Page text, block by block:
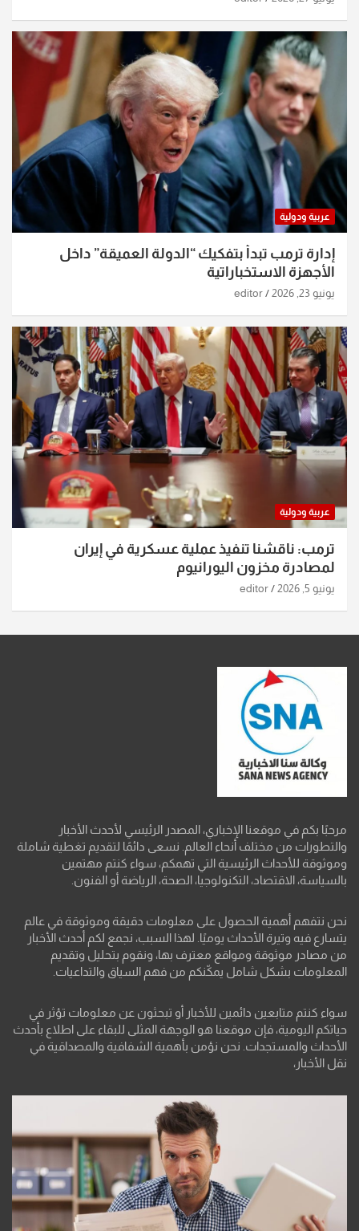
عربية ودولية
إدارة ترمب تبدأ بتفكيك “الدولة العميقة” داخل
الأجهزة الاستخباراتية
يونيو 23, 2026 editor
عربية ودولية
ترمب: ناقشنا تنفيذ عملية عسكرية في إيران
لمصادرة مخزون اليورانيوم
يونيو 5, 2026 editor
مرحبًا بكم في موقعنا الإخباري، المصدر الرئيسي لأحدث الأخبار
والتطورات من مختلف أنحاء العالم. نسعى دائمًا لتقديم تغطية شاملة
وموثوقة للأحداث الرئيسية التي تهمكم، سواء كنتم مهتمين
بالسياسة، الاقتصاد، التكنولوجيا، الصحة، الرياضة أو الفنون.
نحن نتفهم أهمية الحصول على معلومات دقيقة وموثوقة في عالم
يتسارع فيه وتيرة الأحداث يوميًا. لهذا السبب، نجمع لكم أحدث الأخبار
من مصادر موثوقة ومواقع معترف بها، ونقوم بتحليل وتقديم
المعلومات بشكل شامل يمكّنكم من فهم السياق والتداعيات.
سواء كنتم متابعين دائمين للأخبار أو تبحثون عن معلومات تؤثر في
حياتكم اليومية، فإن موقعنا هو الوجهة المثلى للبقاء على اطلاع بأحدث
الأحداث والمستجدات. نحن نؤمن بأهمية الشفافية والمصداقية في
نقل الأخبار،